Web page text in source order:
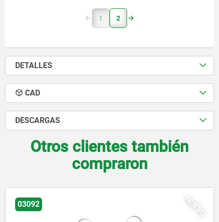
1 2
DETALLES
CAD
DESCARGAS
Otros clientes también
compraron
NUEVO
03096